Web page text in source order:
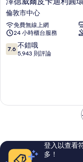
德
威
爾
皮
卡
迪
市
倫敦市中心
免費無線上網
24 小時櫃台服務
7.6
分，
錯
評
論
7.6 不錯哦
5,943 則評論
登入以查看
多！